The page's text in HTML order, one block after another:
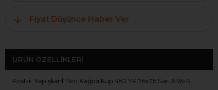
Fiyat Düşünce Haber Ver
ÜRÜN ÖZELLIKLERI
Post-it Yapışkanlı Not Kağıdı Küp 450 YP 76x76 Sarı 636-B